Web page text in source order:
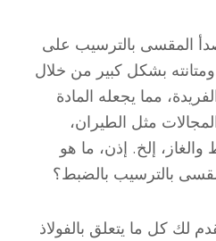
المقسى بالترسيب على
بشكل كبير من خلال
مما يجعله المادة
مثل الطيران،
والغاز، إلخ. إذن، ما هو
بالترسيب بالضبط؟
لك كل ما يتعلق بالفولاذ